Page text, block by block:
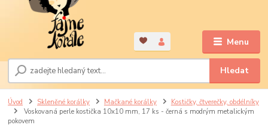
Menu
Hledat
Úvod Skleněné korálky Mačkané korálky
Kostičky, čtverečky, obdélníky
Voskovaná perle kostička 10x10 mm, 17 ks - černá s modrým metalickým
pokovem